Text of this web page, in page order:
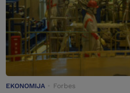
EKONOMIJA Forbes